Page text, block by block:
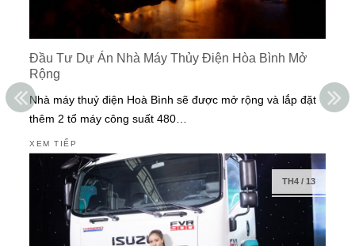
Đầu Tư Dự Án Nhà Máy Thủy Điện Hòa Bình Mở
Rộng
Nhà máy thuỷ điện Hoà Bình sẽ được mở rộng và lắp đặt
thêm 2 tổ máy công suất 480…
XEM TIẾP
TH4/ 13